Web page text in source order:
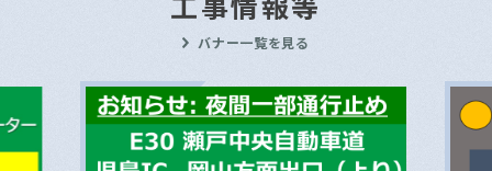
バナー一覧を見る